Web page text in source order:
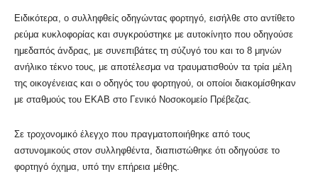
Ειδικότερα, ο συλληφθείς οδηγώντας φορτηγό, εισήλθε στο αντίθετο
ρεύμα κυκλοφορίας και συγκρούστηκε με αυτοκίνητο που οδηγούσε
ημεδαπός άνδρας, με συνεπιβάτες τη σύζυγό του και το 8 μηνών
ανήλικο τέκνο τους, με αποτέλεσμα να τραυματισθούν τα τρία μέλη
της οικογένειας και ο οδηγός του φορτηγού, οι οποίοι διακομίσθηκαν
με σταθμούς του ΕΚΑΒ στο Γενικό Νοσοκομείο Πρέβεζας.
Σε τροχονομικό έλεγχο που πραγματοποιήθηκε από τους
αστυνομικούς στον συλληφθέντα, διαπιστώθηκε ότι οδηγούσε το
φορτηγό όχημα, υπό την επήρεια μέθης.